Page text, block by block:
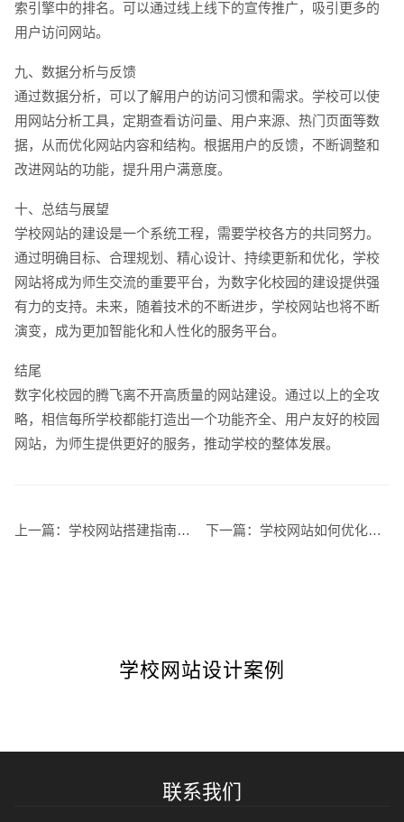
索引擎中的排名。可以通过线上线下的宣传推广，吸引更多的
用户访问网站。
九、数据分析与反馈
通过数据分析，可以了解用户的访问习惯和需求。学校可以使
用网站分析工具，定期查看访问量、用户来源、热门页面等数
据，从而优化网站内容和结构。根据用户的反馈，不断调整和
改进网站的功能，提升用户满意度。
十、总结与展望
学校网站的建设是一个系统工程，需要学校各方的共同努力。
通过明确目标、合理规划、精心设计、持续更新和优化，学校
网站将成为师生交流的重要平台，为数字化校园的建设提供强
有力的支持。未来，随着技术的不断进步，学校网站也将不断
演变，成为更加智能化和人性化的服务平台。
结尾
数字化校园的腾飞离不开高质量的网站建设。通过以上的全攻
略，相信每所学校都能打造出一个功能齐全、用户友好的校园
网站，为师生提供更好的服务，推动学校的整体发展。
上一篇： 学校网站搭建指南，轻松解决在线教育管理难题 下一篇： 学校网站如何优化？提升搜索引擎排名的秘诀
学校网站设计案例
联系我们